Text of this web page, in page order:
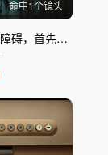
命中1个镜头
公益短片｜无障碍，首先需要消除的是观念的障碍